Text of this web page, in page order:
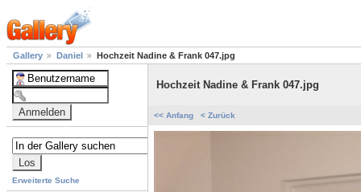
Gallery Daniel Hochzeit Nadine & Frank 047.jpg
Erweiterte Suche
Hochzeit Nadine & Frank 047.jpg
<< Anfang < Zurück